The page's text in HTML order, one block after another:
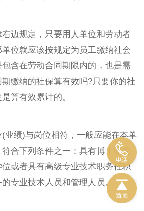
边规定，只要用人单位和劳动者
位就应该按规定为员工缴纳社会
含在劳动合同期限内的，也是需
缴纳的社保算有效吗?只要你的社
算有效累计的。
业绩)与岗位相符，一般应能在本单
合下列条件之一：具有博士研究
或者具有高级专业技术职务任职
专业技术人员和管理人员。